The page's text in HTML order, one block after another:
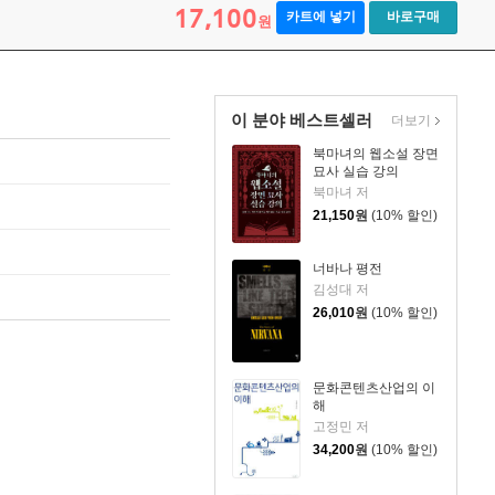
17,100원 카트에 넣기 바로구매
이 분야 베스트셀러
북마녀의 웹소설 장면
묘사 실습 강의
북마녀 저
21,150원 (10% 할인)
너바나 평전
김성대 저
26,010원 (10% 할인)
문화콘텐츠산업의 이
해
고정민 저
34,200원 (10% 할인)
더보기